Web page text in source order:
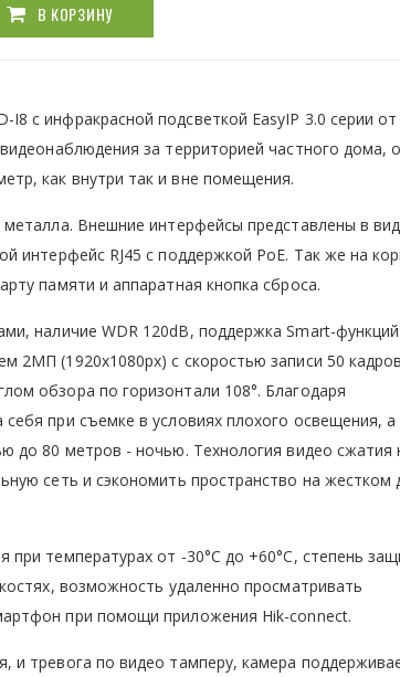
В КОРЗИНУ
I8 с инфракрасной подсветкой EasyIP 3.0 серии от
за территорией частного дома,
как внутри так и вне помещения.
Внешние интерфейсы представлены в
интерфейс RJ45 с поддержкой PoE. Так же на
памяти и аппаратная кнопка сброса.
наличие WDR 120dB, поддержка Smart-функций.
2МП (1920x1080px) с скоростью записи 50
обзора по горизонтали 108°. Благодаря
при съемке в условиях плохого освещения, а
до 80 метров - ночью. Технология видео сжатия
сеть и сэкономить пространство на жестком
температурах от -30°C до +60°C, степень
возможность удаленно просматривать
при помощи приложения Hik-connect.
и тревога по видео тамперу, камера